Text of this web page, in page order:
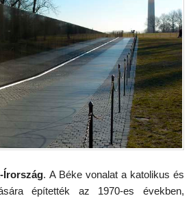
Írország. A Béke vonalat a katolikus és
építették az 1970-es években,